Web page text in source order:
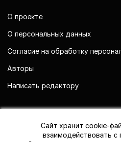
О проекте
О персональных данных
Согласие на обработку
Авторы
Написать редактору
Сайт хранит cookie-
взаимодействовать с